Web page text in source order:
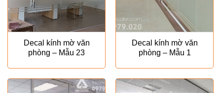
Decal kính mờ văn
phòng – Mẫu 23
Decal kính mờ văn
phòng – Mẫu 1